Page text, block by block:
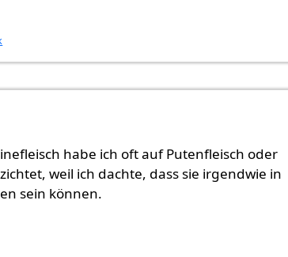
habe ich oft auf Putenfleisch oder
weil ich dachte, dass sie irgendwie in
sein können.